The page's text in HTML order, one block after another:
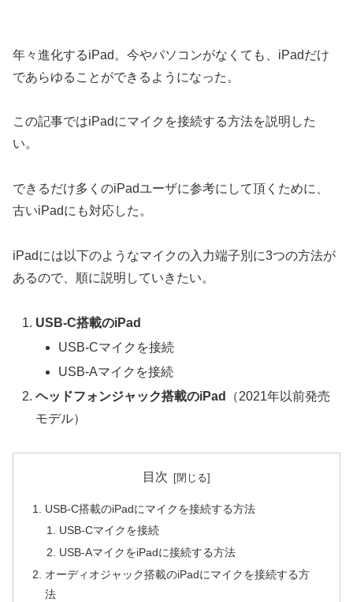
年々進化するiPad。今やパソコンがなくても、iPadだけ
であらゆることができるようになった。
この記事ではiPadにマイクを接続する方法を説明した
い。
できるだけ多くのiPadユーザに参考にして頂くために、
古いiPadにも対応した。
iPadには以下のようなマイクの入力端子別に3つの方法が
あるので、順に説明していきたい。
USB-C搭載のiPad
USB-Cマイクを接続
USB-Aマイクを接続
ヘッドフォンジャック搭載のiPad
（2021年以前発売
モデル）
目次
USB-C搭載のiPadにマイクを接続する方法
USB-Cマイクを接続
USB-AマイクをiPadに接続する方法
オーディオジャック搭載のiPadにマイクを接続する方
法